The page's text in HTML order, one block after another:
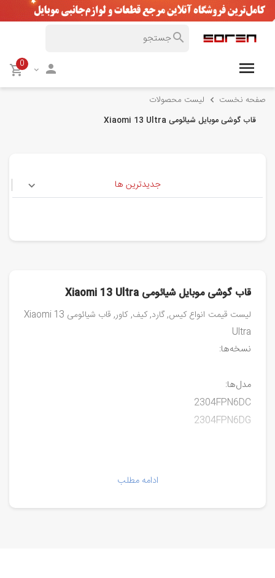
0
صفحه نخست لیست محصولات
قاب گوشی موبایل شیائومی Xiaomi 13 Ultra
جدیدترین ها
قاب گوشی موبایل شیائومی Xiaomi 13 Ultra
لیست قیمت انواع کیس, گارد, کیف, کاور, قاب شیائومی Xiaomi 13
Ultra
نسخه‌ها:
مدل‌ها:
2304FPN6DC
2304FPN6DG
ادامه مطلب